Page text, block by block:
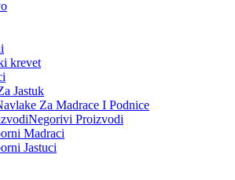
krevet
Jastuk
Za Madrace I Podnice
Negorivi Proizvodi
Madraci
Jastuci